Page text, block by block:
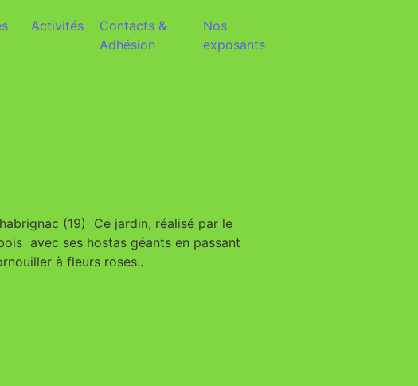
Activités
Contacts &
Adhésion
Nos
exposants
(19) Ce jardin, réalisé par le
avec ses hostas géants en passant
à fleurs roses..